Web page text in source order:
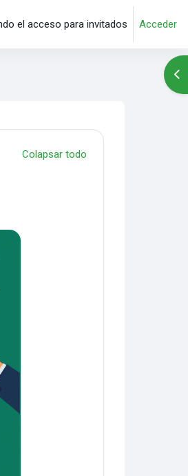
el acceso para invitados Acceder
Colapsar todo